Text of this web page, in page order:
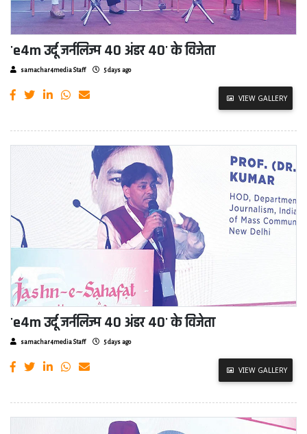
'e4m उर्दू जर्नलिज्म 40 अंडर 40' के विजेता
samachar4media Staff 5 days ago
VIEW GALLERY
'e4m उर्दू जर्नलिज्म 40 अंडर 40' के विजेता
samachar4media Staff 5 days ago
VIEW GALLERY